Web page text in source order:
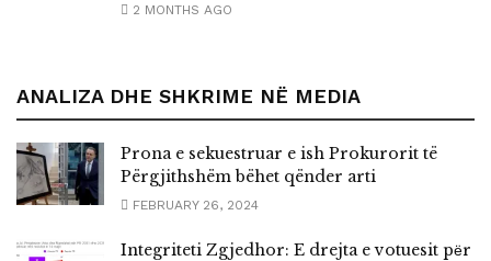
2 MONTHS AGO
ANALIZA DHE SHKRIME NË MEDIA
Prona e sekuestruar e ish Prokurorit të
Përgjithshëm bëhet qënder arti
FEBRUARY 26, 2024
Integriteti Zgjedhor: E drejta e votuesit pёr